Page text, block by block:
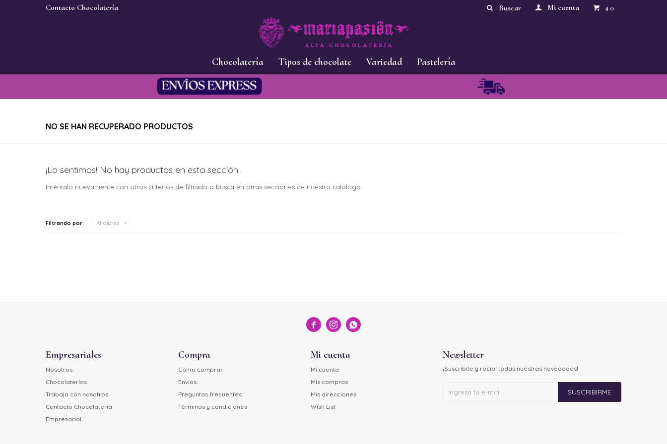
Chocolatería Tipos de chocolate Variedad Pastelería
$ 0
Contacto Chocolatería
NO SE HAN RECUPERADO PRODUCTOS
¡Lo sentimos! No hay productos en esta sección.
Inténtalo nuevamente con otros criterios de filtrado o busca en otras secciones de nuestro catálogo.
Filtrando por: Alfajores
  
Empresariales
Nosotros
Chocolaterías
Trabaja con nosotros
Contacto Chocolatería
Empresarial
Compra
Cómo comprar
Envíos
Preguntas frecuentes
Términos y condiciones
Mi cuenta
Mi cuenta
Mis compras
Mis direcciones
Wish List
Newsletter
¡Suscribite y recibí todas nuestras novedades!
SUSCRIBIRME